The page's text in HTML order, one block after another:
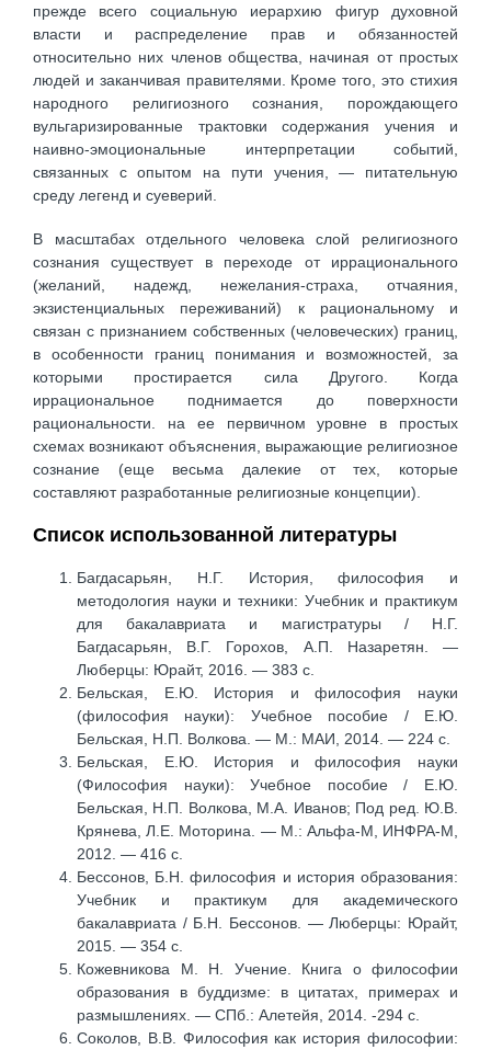
прежде всего социальную иерархию фигур духовной
власти и распределение прав и обязанностей
относительно них членов общества, начиная от простых
людей и заканчивая правителями. Кроме того, это стихия
народного религиозного сознания, порождающего
вульгаризированные трактовки содержания учения и
наивно-эмоциональные интерпретации событий,
связанных с опытом на пути учения, — питательную
среду легенд и суеверий.
В масштабах отдельного человека слой религиозного
сознания существует в переходе от иррационального
(желаний, надежд, нежелания-страха, отчаяния,
экзистенциальных переживаний) к рациональному и
связан с признанием собственных (человеческих) границ,
в особенности границ понимания и возможностей, за
которыми простирается сила Другого. Когда
иррациональное поднимается до поверхности
рациональности. на ее первичном уровне в простых
схемах возникают объяснения, выражающие религиозное
сознание (еще весьма далекие от тех, которые
составляют разработанные религиозные концепции).
Список использованной литературы
Багдасарьян, Н.Г. История, философия и
методология науки и техники: Учебник и практикум
для бакалавриата и магистратуры / Н.Г.
Багдасарьян, В.Г. Горохов, А.П. Назаретян. —
Люберцы: Юрайт, 2016. — 383 c.
Бельская, Е.Ю. История и философия науки
(философия науки): Учебное пособие / Е.Ю.
Бельская, Н.П. Волкова. — М.: МАИ, 2014. — 224 c.
Бельская, Е.Ю. История и философия науки
(Философия науки): Учебное пособие / Е.Ю.
Бельская, Н.П. Волкова, М.А. Иванов; Под ред. Ю.В.
Крянева, Л.Е. Моторина. — М.: Альфа-М, ИНФРА-М,
2012. — 416 c.
Бессонов, Б.Н. философия и история образования:
Учебник и практикум для академического
бакалавриата / Б.Н. Бессонов. — Люберцы: Юрайт,
2015. — 354 c.
Кожевникова М. Н. Учение. Книга о философии
образования в буддизме: в цитатах, примерах и
размышлениях. — СПб.: Алетейя, 2014. -294 с.
Соколов, В.В. Философия как история философии: